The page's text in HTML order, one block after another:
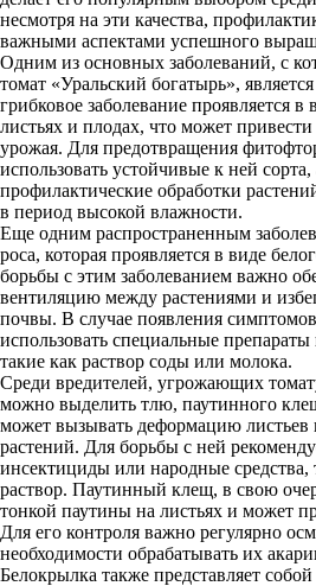
несмотря на эти качества,
важными аспектами успешного
Одним из основных заболеваний, с
томат «Уральский богатырь»,
грибковое заболевание проявляется
листьях и плодах, что может
урожая. Для предотвращения
использовать устойчивые к ней
профилактические обработки
в период высокой влажности.
Еще одним распространенным
роса, которая проявляется в виде
борьбы с этим заболеванием важно
вентиляцию между растениями и
почвы. В случае появления
использовать специальные
такие как раствор соды или молока.
Среди вредителей, угрожающих
можно выделить тлю, паутинного
может вызывать деформацию листьев
растений. Для борьбы с ней
инсектициды или народные
раствор. Паутинный клещ, в свою
тонкой паутины на листьях и может
Для его контроля важно регулярно
необходимости обрабатывать их
Белокрылка также представляет